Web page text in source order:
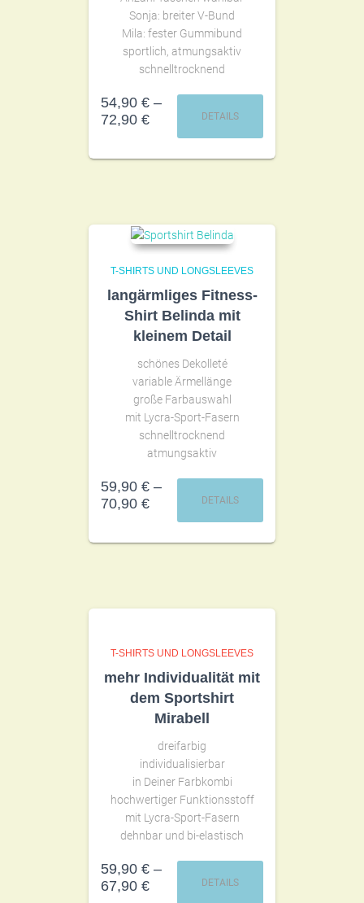
Sonja: breiter V-Bund
Mila: fester Gummibund
sportlich, atmungsaktiv
schnelltrocknend
54,90 € –
72,90 € DETAILS
T-SHIRTS UND LONGSLEEVES
langärmliges Fitness-
Shirt Belinda mit
kleinem Detail
schönes Dekolleté
variable Ärmellänge
große Farbauswahl
mit Lycra-Sport-Fasern
schnelltrocknend
atmungsaktiv
59,90 € –
70,90 € DETAILS
T-SHIRTS UND LONGSLEEVES
mehr Individualität mit
dem Sportshirt
Mirabell
dreifarbig
individualisierbar
in Deiner Farbkombi
hochwertiger Funktionsstoff
mit Lycra-Sport-Fasern
dehnbar und bi-elastisch
59,90 € –
67,90 € DETAILS